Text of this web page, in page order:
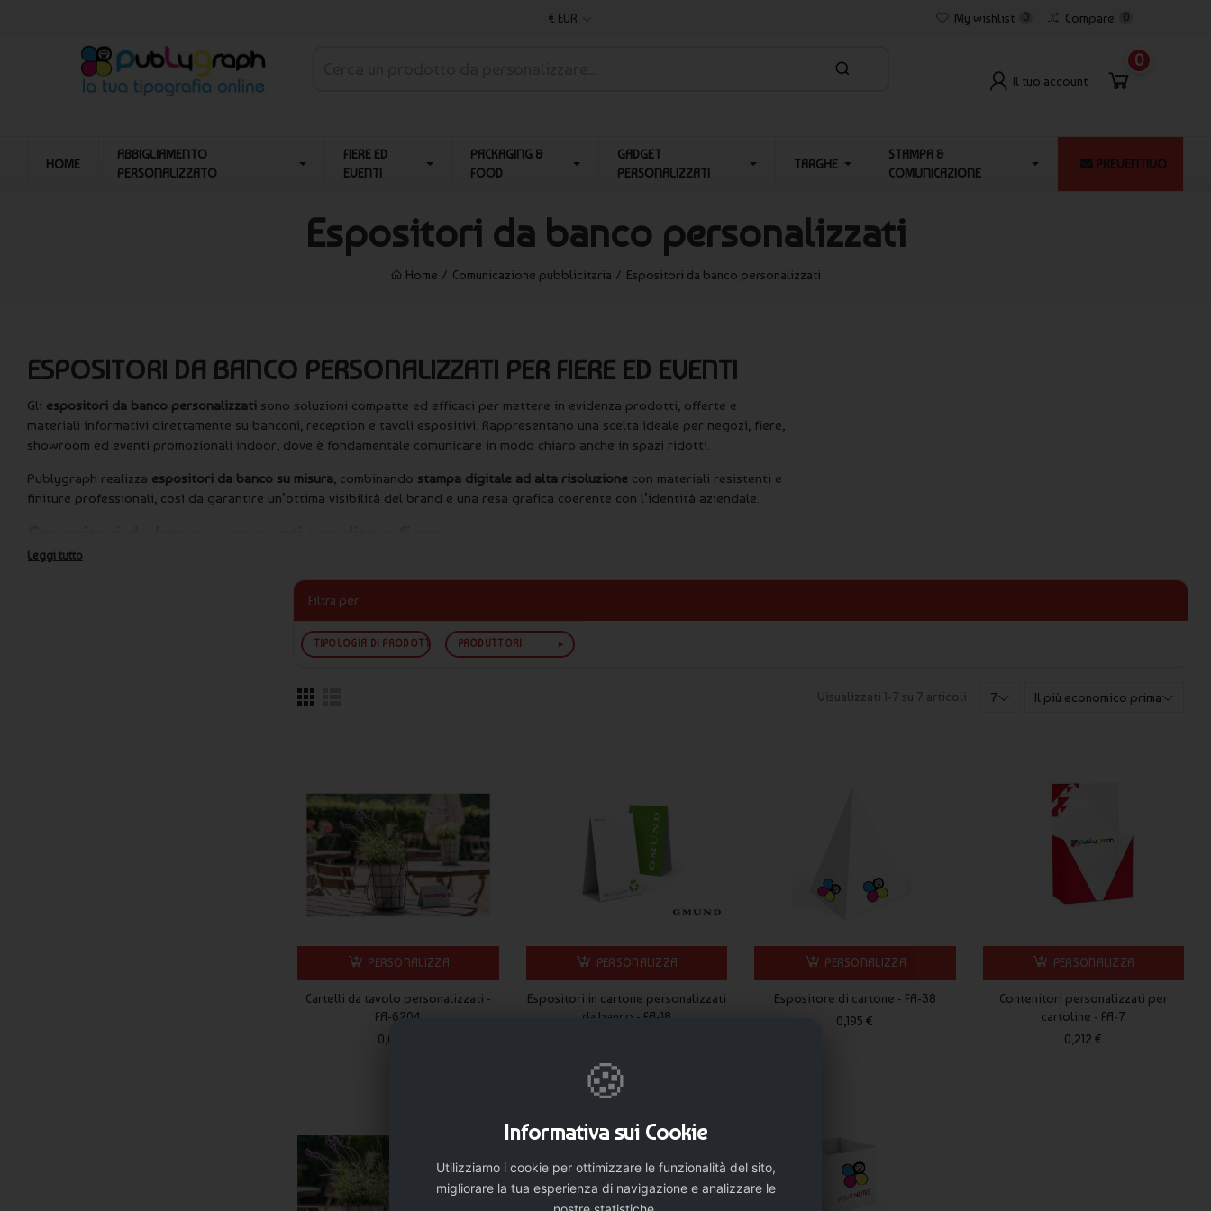
€ EUR My wishlist 0 Compare 0
Il tuo account
0
HOME
ABBIGLIAMENTO
PERSONALIZZATO
FIERE ED
EVENTI
PACKAGING &
FOOD
GADGET
PERSONALIZZATI
TARGHE
STAMPA &
COMUNICAZIONE
PREVENTIVO
Espositori da banco personalizzati
Home Comunicazione pubblicitaria Espositori da banco personalizzati
ESPOSITORI DA BANCO PERSONALIZZATI PER FIERE ED EVENTI
Gli espositori da banco personalizzati sono soluzioni compatte ed efficaci per mettere in evidenza prodotti, offerte e
materiali informativi direttamente su banconi, reception e tavoli espositivi. Rappresentano una scelta ideale per negozi, fiere,
showroom ed eventi promozionali indoor, dove è fondamentale comunicare in modo chiaro anche in spazi ridotti.
Publygraph realizza espositori da banco su misura, combinando stampa digitale ad alta risoluzione con materiali resistenti e
finiture professionali, così da garantire un’ottima visibilità del brand e una resa grafica coerente con l’identità aziendale.
Gli espositori da banco sono particolarmente indicati per promuovere prodotti e messaggi direttamente nel punto di
contatto con il cliente. Nei negozi trovano spazio su banconi, casse e reception, mentre durante fiere ed eventi vengono
, creando una comunicazione visiva ordinata e coerente. Spesso vengono affiancati a
per messaggi frontali, oppure alle
Materiali, stampa e qualità professionale
Tutti gli espositori da banco sono realizzati conmateriali resistenti per uso professionale
e stampa digitale ad alta
definizione. I colori risultano brillanti, le grafiche ben leggibili anche a distanza ravvicinata e le finiture curate garantiscono
una lunga durata nel tempo, anche in caso di utilizzo ripetuto.
Bozza grafica, produzione e consegna
bozza graficada approvare prima dell’avvio della produzione, così da verificare layout,
colori e messaggi. I tempi medi di produzione e consegna sono indicativamente di
circa 10 giorni lavorativi, con spedizione
comunicazione pubblicitaria
Domande frequenti sugli espositori da banco personalizzati
Gli espositori da banco sono adatti ai punti vendita?
Sì, sono ideali per banconi, casse, reception e vetrine, dove aiutano a valorizzare prodotti e promozioni.
Leggi tutto
Filtra per
TIPOLOGIA DI PRODOTTO PRODUTTORI
Visualizzati 1-7 su 7 articoli 7 Il più economico prima
PERSONALIZZA
Cartelli da tavolo personalizzati -
FA-6204
0,069 €
PERSONALIZZA
Espositori in cartone personalizzati
da banco - FA-18
PERSONALIZZA
Espositore di cartone - FA-38
0,195 €
PERSONALIZZA
Contenitori personalizzati per
cartoline - FA-7
0,212 €
🍪
Informativa sui Cookie
Utilizziamo i cookie per ottimizzare le funzionalità del sito,
migliorare la tua esperienza di navigazione e analizzare le